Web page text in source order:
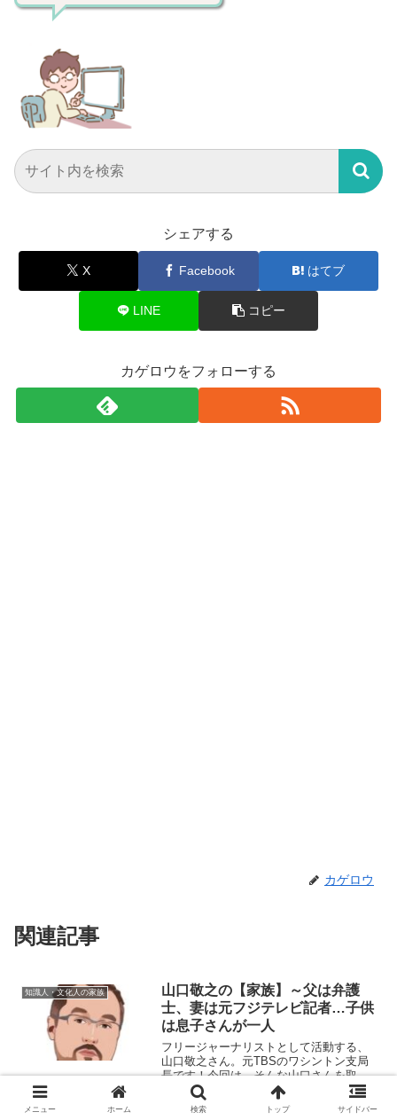
シェアする
X Facebook はてブ
LINE コピー
カゲロウをフォローする
カゲロウ
関連記事
知識人・文化人の家族
山口敬之の【家族】～父は弁護
士、妻は元フジテレビ記者…子供
は息子さんが一人
フリージャーナリストとして活動する、
山口敬之さん。元TBSのワシントン支局
長です！今回は、そんな山口さんを取り
巻く『家族』にスポットを当て、ご紹介
します。名 前：山口敬之（やまぐ
メニュー ホーム 検索 トップ サイドバー